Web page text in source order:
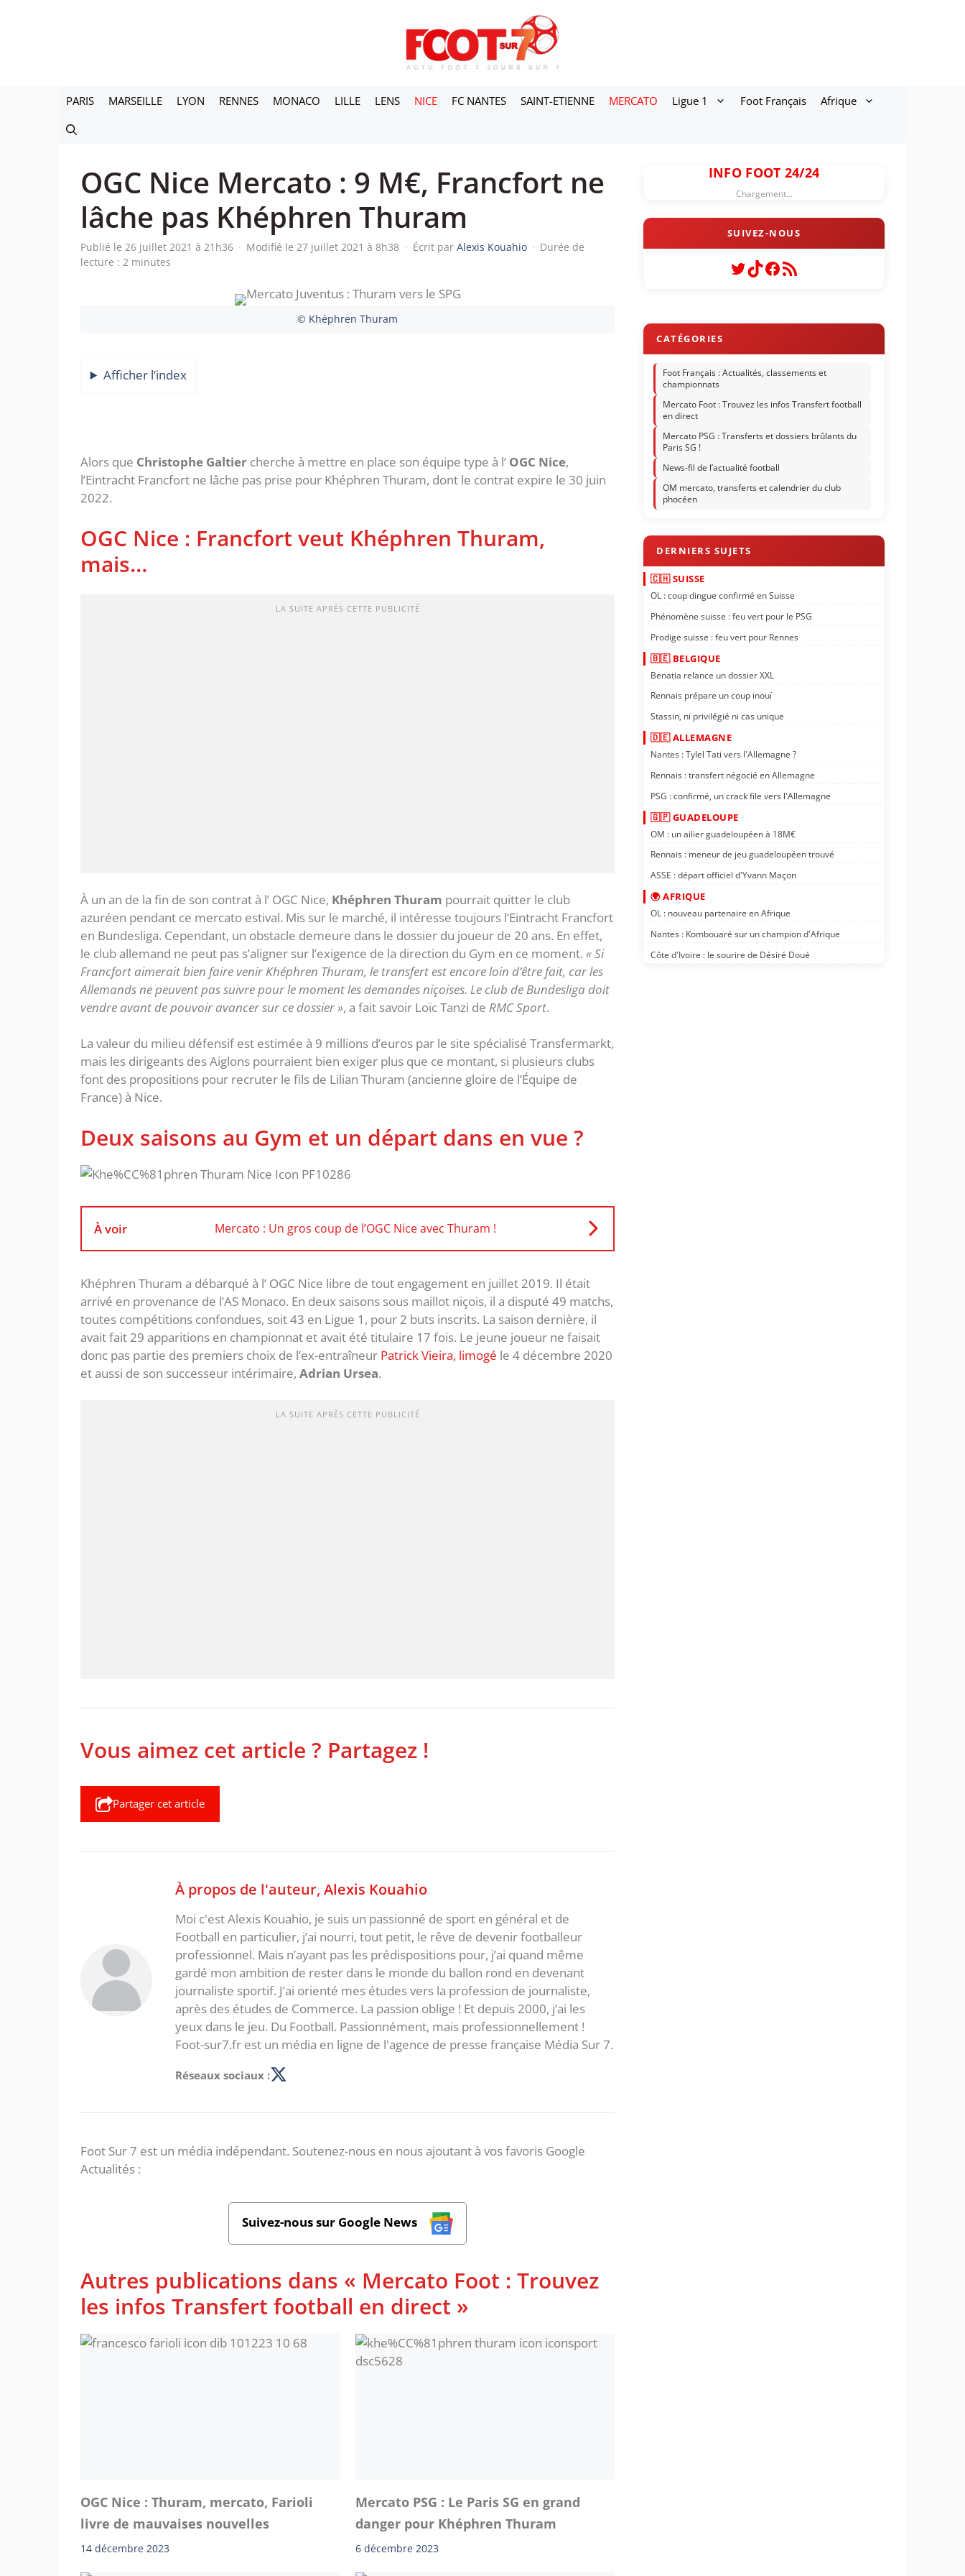
PARIS MARSEILLE LYON RENNES MONACO LILLE LENS NICE FC NANTES SAINT-ETIENNE MERCATO Ligue 1 Foot Français Afrique
OGC Nice Mercato : 9 M€, Francfort ne
lâche pas Khéphren Thuram
Publié le 26 juillet 2021 à 21h36 · Modifié le 27 juillet 2021 à 8h38 · Écrit par Alexis Kouahio · Durée de
lecture : 2 minutes
© Khéphren Thuram
Afficher l’index
Alors que Christophe Galtier cherche à mettre en place son équipe type à l’ OGC Nice,
l’Eintracht Francfort ne lâche pas prise pour Khéphren Thuram, dont le contrat expire le 30 juin
2022.
OGC Nice : Francfort veut Khéphren Thuram,
mais…
LA SUITE APRÈS CETTE PUBLICITÉ
À un an de la fin de son contrat à l’ OGC Nice, Khéphren Thuram pourrait quitter le club
azuréen pendant ce mercato estival. Mis sur le marché, il intéresse toujours l’Eintracht Francfort
en Bundesliga. Cependant, un obstacle demeure dans le dossier du joueur de 20 ans. En effet,
le club allemand ne peut pas s’aligner sur l’exigence de la direction du Gym en ce moment. « Si
Francfort aimerait bien faire venir Khéphren Thuram, le transfert est encore loin d’être fait, car les
Allemands ne peuvent pas suivre pour le moment les demandes niçoises. Le club de Bundesliga doit
vendre avant de pouvoir avancer sur ce dossier », a fait savoir Loïc Tanzi de RMC Sport.
La valeur du milieu défensif est estimée à 9 millions d’euros par le site spécialisé Transfermarkt,
mais les dirigeants des Aiglons pourraient bien exiger plus que ce montant, si plusieurs clubs
font des propositions pour recruter le fils de Lilian Thuram (ancienne gloire de l’Équipe de
France) à Nice.
Deux saisons au Gym et un départ dans en vue ?
À voir Mercato : Un gros coup de l’OGC Nice avec Thuram !
Khéphren Thuram a débarqué à l’ OGC Nice libre de tout engagement en juillet 2019. Il était
arrivé en provenance de l’AS Monaco. En deux saisons sous maillot niçois, il a disputé 49 matchs,
toutes compétitions confondues, soit 43 en Ligue 1, pour 2 buts inscrits. La saison dernière, il
avait fait 29 apparitions en championnat et avait été titulaire 17 fois. Le jeune joueur ne faisait
donc pas partie des premiers choix de l’ex-entraîneur Patrick Vieira, limogé le 4 décembre 2020
et aussi de son successeur intérimaire, Adrian Ursea.
LA SUITE APRÈS CETTE PUBLICITÉ
Vous aimez cet article ? Partagez !
Partager cet article
À propos de l'auteur, Alexis Kouahio
Moi c'est Alexis Kouahio, je suis un passionné de sport en général et de
Football en particulier, j’ai nourri, tout petit, le rêve de devenir footballeur
professionnel. Mais n’ayant pas les prédispositions pour, j’ai quand même
gardé mon ambition de rester dans le monde du ballon rond en devenant
journaliste sportif. J’ai orienté mes études vers la profession de journaliste,
après des études de Commerce. La passion oblige ! Et depuis 2000, j’ai les
yeux dans le jeu. Du Football. Passionnément, mais professionnellement !
Foot-sur7.fr est un média en ligne de l'agence de presse française Média Sur 7.
Réseaux sociaux :
Foot Sur 7 est un média indépendant. Soutenez-nous en nous ajoutant à vos favoris Google
Actualités :
Suivez-nous sur Google News
Autres publications dans « Mercato Foot : Trouvez
les infos Transfert football en direct »
OGC Nice : Thuram, mercato, Farioli
livre de mauvaises nouvelles
14 décembre 2023
Mercato PSG : Le Paris SG en grand
danger pour Khéphren Thuram
6 décembre 2023
INFO FOOT 24/24
Chargement...
Twitter
TikTok
Facebook
Flux RSS
Foot Français : Actualités, classements et
championnats
Mercato Foot : Trouvez les infos Transfert football
en direct
Mercato PSG : Transferts et dossiers brûlants du
Paris SG !
News-fil de l’actualité football
OM mercato, transferts et calendrier du club
phocéen
🇨🇭 SUISSE
OL : coup dingue confirmé en Suisse
Phénomène suisse : feu vert pour le PSG
Prodige suisse : feu vert pour Rennes
🇧🇪 BELGIQUE
Benatia relance un dossier XXL
Rennais prépare un coup inouï
Stassin, ni privilégié ni cas unique
🇩🇪 ALLEMAGNE
Nantes : Tylel Tati vers l'Allemagne ?
Rennais : transfert négocié en Allemagne
PSG : confirmé, un crack file vers l'Allemagne
🇬🇵 GUADELOUPE
OM : un ailier guadeloupéen à 18M€
Rennais : meneur de jeu guadeloupéen trouvé
ASSE : départ officiel d'Yvann Maçon
🌍 AFRIQUE
OL : nouveau partenaire en Afrique
Nantes : Kombouaré sur un champion d'Afrique
Côte d'Ivoire : le sourire de Désiré Doué